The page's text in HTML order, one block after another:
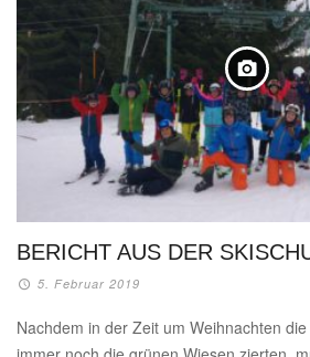
BERICHT AUS DER
5. Februar 2019
Nachdem in der Zeit um Weihnachten